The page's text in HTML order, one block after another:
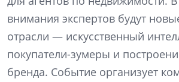
внимания экспертов будут
отрасли — искусственный
покупатели-зумеры и
бренда. Событие организует